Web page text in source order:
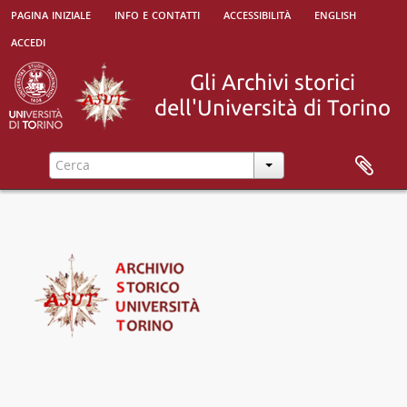
pagina iniziale info e contatti accessibilità
english
accedi
[Sottoserie] Estrazione dei trattati per gli esami, 1823-11-11 - 1866-07-17
[Sottoserie] Verbali degli esami privati 1729-1861 (1874), 1729-11-11 - 1874-07-27
[Sottoserie] Verbali degli esami pubblici 1729-1863 (aggregazioni fino al 1880), 1729-11-21 - 1880-06-19
[Sottoserie] Verbali degli esami speciali 1861-80, 1861-04-06 - 1880-06-30
[Sottoserie] Verbali degli esami di laurea 1864-1877, 1864-07-20 - 1877-11-30
[Unità archivistica] Cultura militare, 1936-06-16 - 1943-01-27
[Sotto-sottoserie] Diritto amministrativo e Scienza dell'amministrazione, 1883 - 1885; 1895 - 1947
[Sotto-sottoserie] Diritto canonico, 1883-06-11 - 1902-03-21